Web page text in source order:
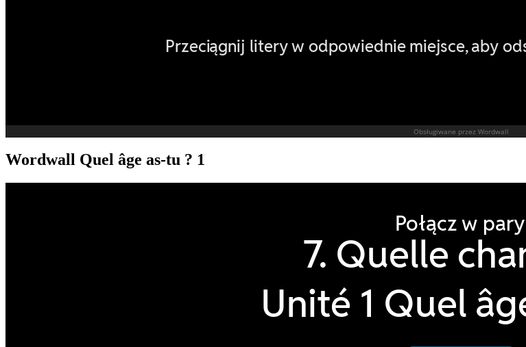
Wordwall Quel âge as-tu ? 1